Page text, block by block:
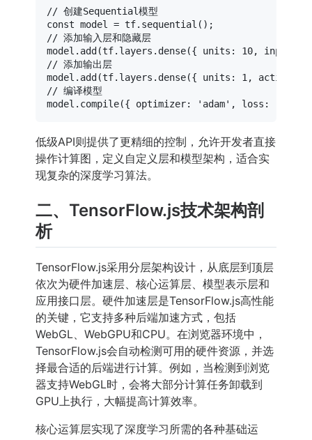
// 创建Sequential模型
const model = tf. sequential
// 添加输入层和隐藏层
model. add (tf. layers . dense({ units : 10,
// 添加输出层
model. add (tf. layers . dense({ units : 1 ,
// 编译模型
model. compile({ optimizer: 'adam' , loss :
低级API则提供了更精细的控制，允许开发者直接
操作计算图，定义自定义层和模型架构，适合实
现复杂的深度学习算法。
二、TensorFlow.js技术架构剖
析
TensorFlow.js采用分层架构设计，从底层到顶层
依次为硬件加速层、核心运算层、模型表示层和
应用接口层。硬件加速层是TensorFlow.js高性能
的关键，它支持多种后端加速方式，包括
WebGL、WebGPU和CPU。在浏览器环境中，
TensorFlow.js会自动检测可用的硬件资源，并选
择最合适的后端进行计算。例如，当检测到浏览
器支持WebGL时，会将大部分计算任务卸载到
GPU上执行，大幅提高计算效率。
核心运算层实现了深度学习所需的各种基础运